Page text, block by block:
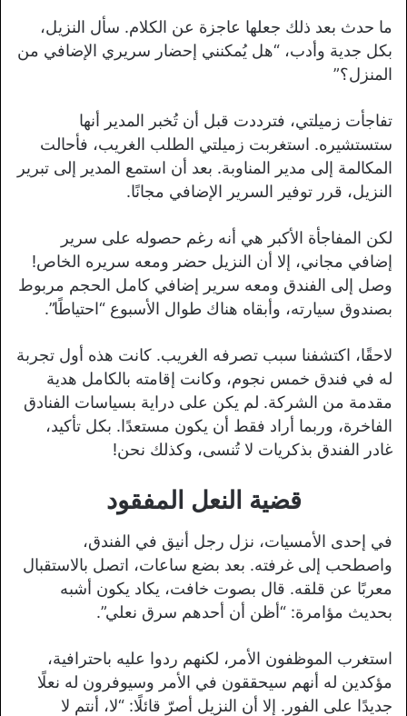
ما حدث بعد ذلك جعلها عاجزة عن الكلام. سأل النزيل،
بكل جدية وأدب، “هل يُمكنني إحضار سريري الإضافي من
المنزل؟”
تفاجأت زميلتي، فترددت قبل أن تُخبر المدير أنها
ستستشيره. استغربت زميلتي الطلب الغريب، فأحالت
المكالمة إلى مدير المناوبة. بعد أن استمع المدير إلى تبرير
النزيل، قرر توفير السرير الإضافي مجانًا.
لكن المفاجأة الأكبر هي أنه رغم حصوله على سرير
إضافي مجاني، إلا أن النزيل حضر ومعه سريره الخاص!
وصل إلى الفندق ومعه سرير إضافي كامل الحجم مربوط
بصندوق سيارته، وأبقاه هناك طوال الأسبوع “احتياطًا”.
لاحقًا، اكتشفنا سبب تصرفه الغريب. كانت هذه أول تجربة
له في فندق خمس نجوم، وكانت إقامته بالكامل هدية
مقدمة من الشركة. لم يكن على دراية بسياسات الفنادق
الفاخرة، وربما أراد فقط أن يكون مستعدًا. بكل تأكيد،
غادر الفندق بذكريات لا تُنسى، وكذلك نحن!
قضية النعل المفقود
في إحدى الأمسيات، نزل رجل أنيق في الفندق،
واصطحب إلى غرفته. بعد بضع ساعات، اتصل بالاستقبال
معربًا عن قلقه. قال بصوت خافت، يكاد يكون أشبه
بحديث مؤامرة: “أظن أن أحدهم سرق نعلي”.
استغرب الموظفون الأمر، لكنهم ردوا عليه باحترافية،
مؤكدين له أنهم سيحققون في الأمر وسيوفرون له نعلًا
جديدًا على الفور. إلا أن النزيل أصرّ قائلًا: “لا، أنتم لا